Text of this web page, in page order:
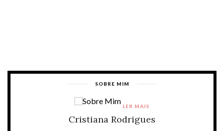
SOBRE MIM
Cristiana Rodrigues
LER MAIS